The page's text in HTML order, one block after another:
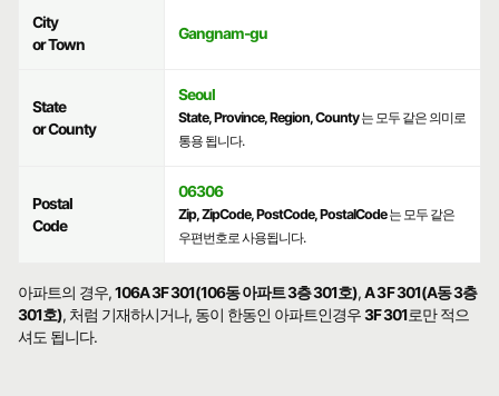
City
or Town
Gangnam-gu
State
or County
Seoul
State, Province, Region, County는 모두 같은 의미로
통용 됩니다.
Postal
Code
06306
Zip, ZipCode, PostCode, PostalCode는 모두 같은
우편번호로 사용됩니다.
아파트의 경우,106A 3F 301(106동 아파트 3층 301호),A 3F 301(A동 3층
301호), 처럼 기재하시거나, 동이 한동인 아파트인경우3F 301로만 적으
셔도 됩니다.